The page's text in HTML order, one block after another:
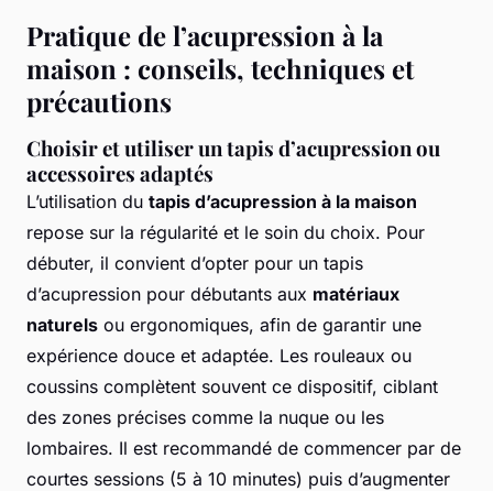
Pratique de l’acupression à la
maison : conseils, techniques et
précautions
Choisir et utiliser un tapis d’acupression ou
accessoires adaptés
L’utilisation du tapis d’acupression à la maison
repose sur la régularité et le soin du choix. Pour
débuter, il convient d’opter pour un tapis
d’acupression pour débutants aux matériaux
naturels ou ergonomiques, afin de garantir une
expérience douce et adaptée. Les rouleaux ou
coussins complètent souvent ce dispositif, ciblant
des zones précises comme la nuque ou les
lombaires. Il est recommandé de commencer par de
courtes sessions (5 à 10 minutes) puis d’augmenter